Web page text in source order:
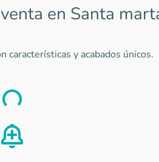
en Santa
características y acabados únicos.
Load